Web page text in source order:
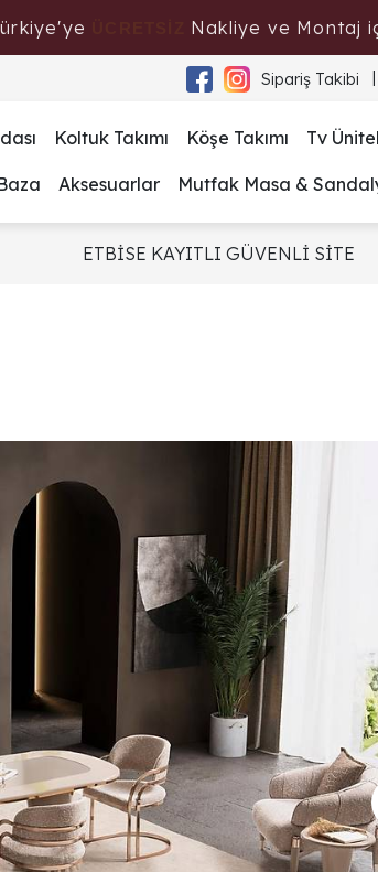
Nakliye ve Montaj
Sipariş Takibi
Koltuk Takımı Köşe Takımı Tv
Aksesuarlar Mutfak Masa &
ETBİSE KAYITLI GÜVENLİ SİTE